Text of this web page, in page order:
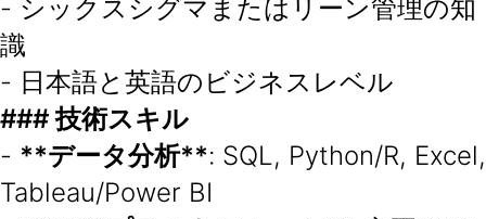
- シックスシグマまたはリーン管理の知
識
- 日本語と英語のビジネスレベル
### 技術スキル
- **データ分析**: SQL, Python/R, Excel,
Tableau/Power BI